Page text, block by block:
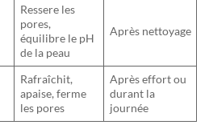
Ressere les
pores,
équilibre le pH
de la peau
Après nettoyage
Rafraîchit,
apaise, ferme
les pores
Après effort ou
durant la
journée